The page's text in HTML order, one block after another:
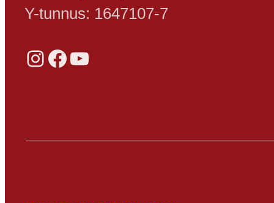
Y-tunnus: 1647107-7
Instagram Facebook YouTube